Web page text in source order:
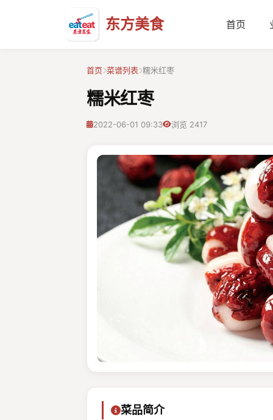
东方美食 首页
首页 菜谱列表 糯米红枣
糯米红枣
2022-06-01 09:33 浏览 2417
菜品简介